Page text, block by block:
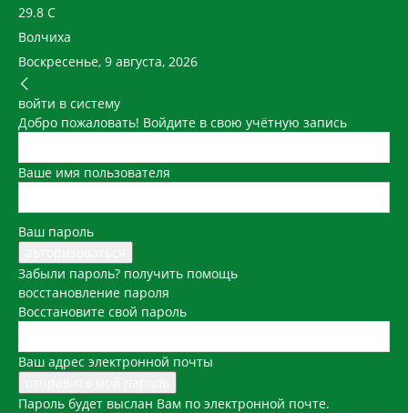
29.8 C
Волчиха
Воскресенье, 9 августа, 2026
войти в систему
Добро пожаловать! Войдите в свою учётную запись
Ваше имя пользователя
Ваш пароль
Забыли пароль? получить помощь
восстановление пароля
Восстановите свой пароль
Ваш адрес электронной почты
Пароль будет выслан Вам по электронной почте.